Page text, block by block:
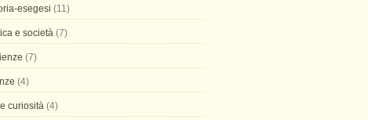
esegesi (11)
e società (7)
(7)
(4)
curiosità (4)